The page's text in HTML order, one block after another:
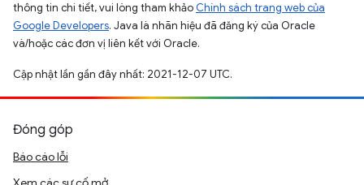
thông tin chi tiết, vui lòng tham khảo Chính sách trang web của
Google Developers. Java là nhãn hiệu đã đăng ký của Oracle
và/hoặc các đơn vị liên kết với Oracle.
Cập nhật lần gần đây nhất: 2021-12-07 UTC.
Đóng góp
Báo cáo lỗi